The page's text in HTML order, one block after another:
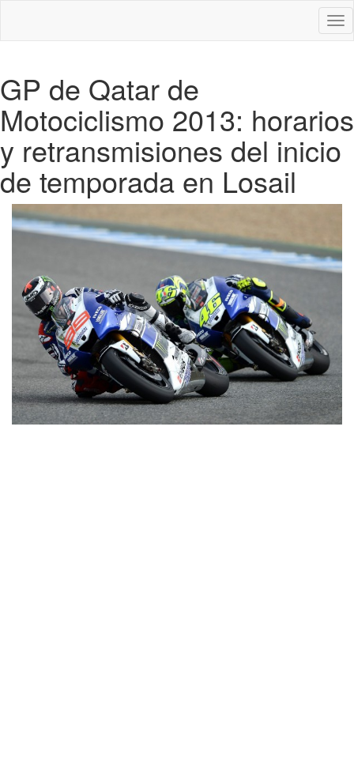
GP de Qatar de
Motociclismo 2013: horarios
y retransmisiones del inicio
de temporada en Losail